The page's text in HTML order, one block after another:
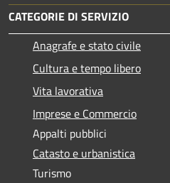
CATEGORIE DI SERVIZIO
Anagrafe e stato civile
Cultura e tempo libero
Vita lavorativa
Imprese e Commercio
Appalti pubblici
Catasto e urbanistica
Turismo